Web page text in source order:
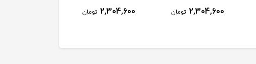
2,304,600 تومان 2,304,600 تومان